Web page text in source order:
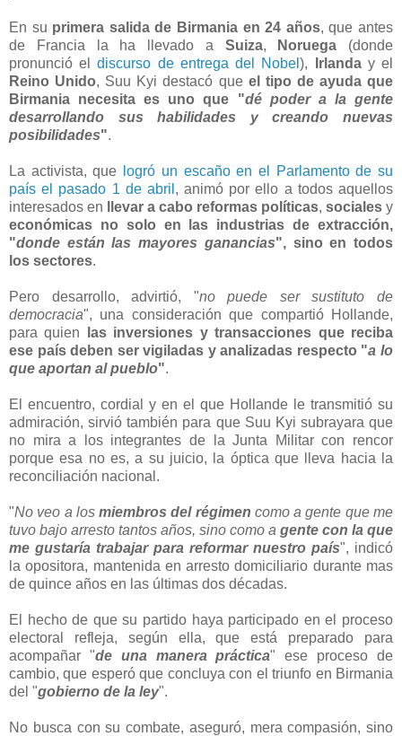
En su primera salida de Birmania en 24 años, que antes
de Francia la ha llevado a Suiza, Noruega (donde
pronunció eldiscurso de entrega del Nobel), Irlanday el
Reino Unido, Suu Kyi destacó que el tipo de ayuda que
Birmania necesita es uno que "dé poder a la gente
desarrollando sus habilidades y creando nuevas
posibilidades".
La activista, que
logró un escaño en el Parlamento de su
país el pasado 1 de abril , animó por ello a todos aquellos
interesados en
llevar a cabo reformas políticas, sociales y
económicas no solo en las industrias de extracción,
"donde están las mayores ganancias", sino en todos
los sectores.
Pero desarrollo, advirtió, "no puede ser sustituto de
democracia", una consideración que compartió Hollande,
para quien
las inversiones y transacciones que reciba
ese país deben ser vigiladas y analizadas respecto "a lo
que aportan al pueblo".
El encuentro, cordial y en el que Hollande le transmitió su
admiración, sirvió también para que Suu Kyi subrayara que
no mira a los integrantes de la Junta Militar con rencor
porque esa no es, a su juicio, la óptica que lleva hacia la
reconciliación nacional.
"No veo a losmiembros del régimen como a gente que me
tuvo bajo arresto tantos años, sino como a gente con la que
me gustaría trabajar para reformar nuestro país", indicó
la opositora, mantenida en arresto domiciliario durante mas
de quince años en las últimas dos décadas.
El hecho de que su partido haya participado en el proceso
electoral refleja, según ella, que está preparado para
acompañar "de una manera práctica" ese proceso de
cambio, que esperó que concluya con el triunfo en Birmania
del "gobierno de la ley".
No busca con su combate, aseguró, mera compasión, sino